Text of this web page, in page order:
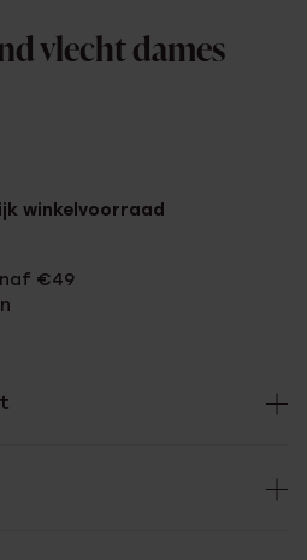
vlecht dames
winkelvoorraad
€49